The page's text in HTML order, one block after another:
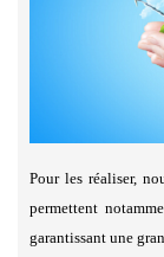
Pour les réaliser,
permettent
garantissant une